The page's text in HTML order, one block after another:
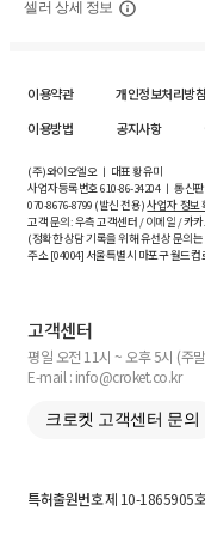
셀러 상세 정보
이용약관 개인정보처리방침
이용방법
공지사항
(주)와이오엘오 ㅣ 대표 황유미
사업자등록번호610-86-34204ㅣ 통신
070-8676-8799 (발신 전용)사업자 정보
고객 문의: 우측 고객센터 / 이메일 / 카
(정확한 상담 기록을 위해 유선상 문의
주소 [04004] 서울특별시 마포구 월드
고객센터
평일 오전 11시 ~ 오후 5시 (주
E-mail : info@croket.co.kr
크로켓 고객센터 문의
특허출원번호제 10-1865905